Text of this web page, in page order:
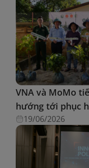
VNA và MoMo
hướng tới phục
19/06/2026